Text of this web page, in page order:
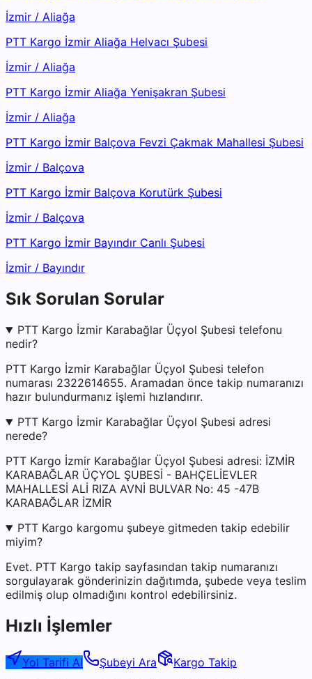
İzmir / Aliağa
PTT Kargo İzmir Aliağa Helvacı Şubesi
İzmir / Aliağa
PTT Kargo İzmir Aliağa Yenişakran Şubesi
İzmir / Aliağa
PTT Kargo İzmir Balçova Fevzi Çakmak Mahallesi Şubesi
İzmir / Balçova
PTT Kargo İzmir Balçova Korutürk Şubesi
İzmir / Balçova
PTT Kargo İzmir Bayındır Canlı Şubesi
İzmir / Bayındır
Sık Sorulan Sorular
PTT Kargo İzmir Karabağlar Üçyol Şubesi telefonu
nedir?
PTT Kargo İzmir Karabağlar Üçyol Şubesi telefon
numarası 2322614655. Aramadan önce takip numaranızı
hazır bulundurmanız işlemi hızlandırır.
PTT Kargo İzmir Karabağlar Üçyol Şubesi adresi
nerede?
PTT Kargo İzmir Karabağlar Üçyol Şubesi adresi: İZMİR
KARABAĞLAR ÜÇYOL ŞUBESİ - BAHÇELİEVLER
MAHALLESİ ALİ RIZA AVNİ BULVAR No: 45 -47B
KARABAĞLAR İZMİR
PTT Kargo kargomu şubeye gitmeden takip edebilir
miyim?
Evet. PTT Kargo takip sayfasından takip numaranızı
sorgulayarak gönderinizin dağıtımda, şubede veya teslim
edilmiş olup olmadığını kontrol edebilirsiniz.
Hızlı İşlemler
Yol Tarifi Al Şubeyi Ara
Kargo Takip